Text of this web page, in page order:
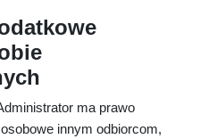
ma prawo
innym odbiorcom,